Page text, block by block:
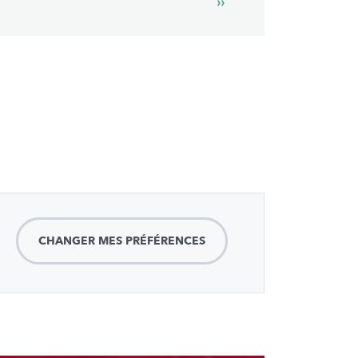
CHANGER MES PRÉFÉRENCES